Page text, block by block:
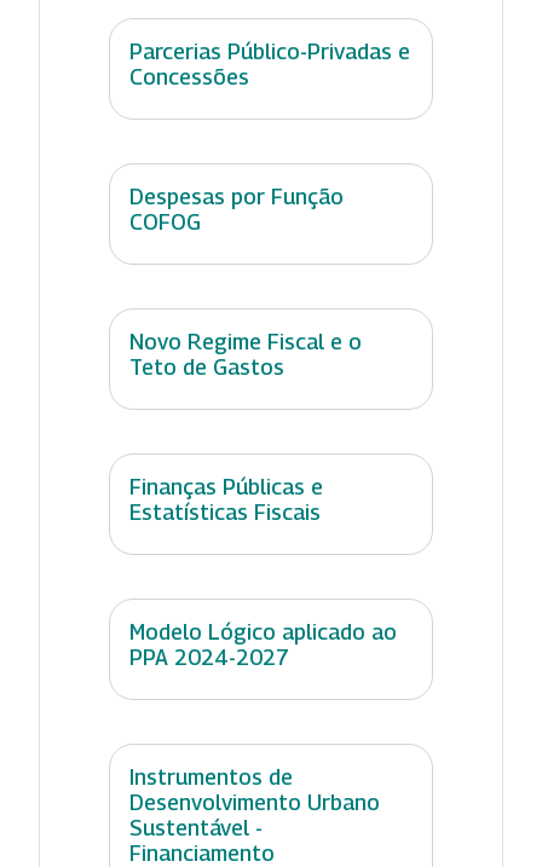
Parcerias Público-Privadas e
Concessões
Despesas por Função
COFOG
Novo Regime Fiscal e o
Teto de Gastos
Finanças Públicas e
Estatísticas Fiscais
Modelo Lógico aplicado ao
PPA 2024-2027
Instrumentos de
Desenvolvimento Urbano
Sustentável -
Financiamento